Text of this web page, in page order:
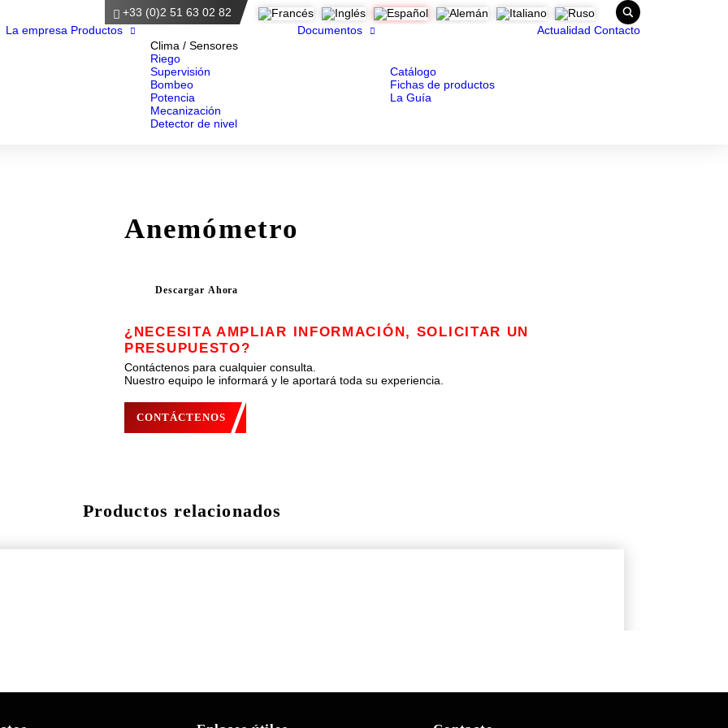
+33 (0)2 51 63 02 82
Página principal
La empresa Productos
Clima / Sensores
Riego
Supervisión
Bombeo
Potencia
Mecanización
Detector de nivel
Documentos
Catálogo
Fichas de productos
La Guía
Actualidad Contacto
Anemómetro
Descargar Ahora
¿NECESITA AMPLIAR INFORMACIÓN, SOLICITAR UN
PRESUPUESTO?
Contáctenos para cualquier consulta.
Nuestro equipo le informará y le aportará toda su experiencia.
CONTÁCTENOS
Productos relacionados